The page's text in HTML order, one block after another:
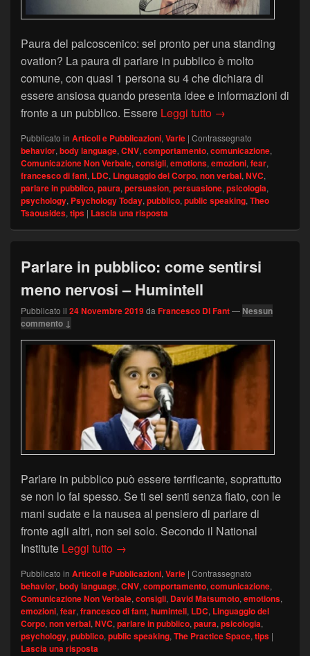
Paura del palcoscenico: sei pronto per una standing
ovation? La paura di parlare in pubblico è molto
comune, con quasi 1 persona su 4 che dichiara di
essere ansiosa quando presenta idee e informazioni di
fronte a un pubblico. Essere Leggi tutto Come superare la
→
Pubblicato in Articoli e Pubblicazioni, Varie | Contrassegnato
behavior, body language, CNV, comportamento, comunicazione,
Comunicazione Non Verbale, consigli, emotions, emozioni, fear,
francesco di fant, LDC, Linguaggio del Corpo, non verbal, NVC,
parlare in pubblico, paura, persuasion, persuasione, psicologia,
psychology, Psychology Today, pubblico, public speaking, Theo
Tsaousides, tips | Lascia una risposta
Parlare in pubblico: come sentirsi
meno nervosi – Humintell
Pubblicato il 24 Novembre 2019da Francesco Di Fant— Nessun
commento ↓
Parlare in pubblico può essere terrificante, soprattutto
se non lo fai spesso. Se ti sei senti senza fiato, con le
mani sudate e la nausea al pensiero di parlare di
fronte agli altri, non sei solo. Secondo il National
Institute Leggi tutto Parlare in pubblico: come sentirsi
→
Pubblicato in Articoli e Pubblicazioni,Varie | Contrassegnato
behavior,body language,CNV,comportamento,comunicazione,
Comunicazione Non Verbale,consigli, David Matsumoto,emotions,
emozioni,fear,francesco di fant,humintell, LDC, Linguaggio del
Corpo,non verbal,NVC,parlare in pubblico,paura,psicologia,
psychology,pubblico,public speaking,The Practice Space,tips |
Lascia una risposta